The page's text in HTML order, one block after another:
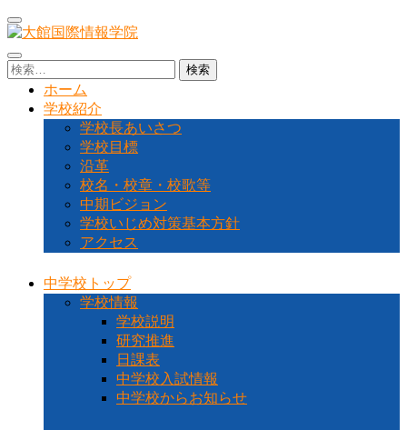
コ
ン
テ
ン
大館国際情報学院
秋田県大館市に位置する秋田県北地域唯一の中高一貫教育校
です
検
ホーム
学校紹介
学校長あいさつ
学校目標
沿革
校名・校章・校歌等
中期ビジョン
学校いじめ対策基本方針
アクセス
中学校トップ
学校情報
学校説明
研究推進
日課表
中学校入試情報
中学校からお知らせ